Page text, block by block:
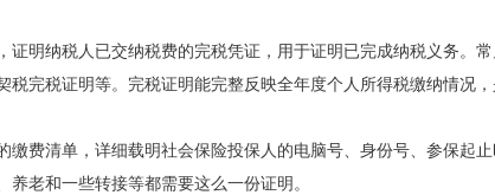
证明纳税人已交纳税费的完税凭证，用于证明已完成纳税义务。
税完税证明等。完税证明能完整反映全年度个人所得税缴纳情况
缴费清单，详细载明社会保险投保人的电脑号、身份号、参保起
老和一些转接等都需要这么一份证明。